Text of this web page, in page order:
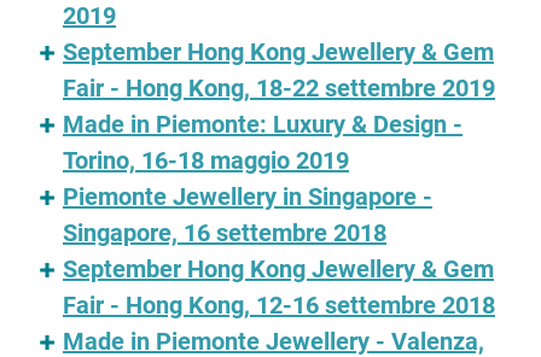
2019
September Hong Kong Jewellery & Gem
Fair - Hong Kong, 18-22 settembre 2019
Made in Piemonte: Luxury & Design -
Torino, 16-18 maggio 2019
Piemonte Jewellery in Singapore -
Singapore, 16 settembre 2018
September Hong Kong Jewellery & Gem
Fair - Hong Kong, 12-16 settembre 2018
Made in Piemonte Jewellery - Valenza,